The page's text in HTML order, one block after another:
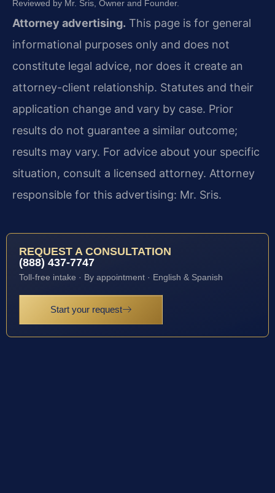
Reviewed by Mr. Sris, Owner and Founder.
Attorney advertising. This page is for general
informational purposes only and does not
constitute legal advice, nor does it create an
attorney-client relationship. Statutes and their
application change and vary by case. Prior
results do not guarantee a similar outcome;
results may vary. For advice about your specific
situation, consult a licensed attorney. Attorney
responsible for this advertising: Mr. Sris.
REQUEST A CONSULTATION
(888) 437-7747
Toll-free intake · By appointment · English & Spanish
Start your request